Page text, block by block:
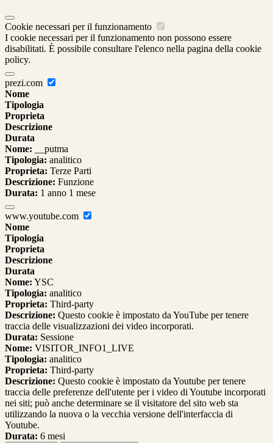
Cookie necessari per il funzionamento
I cookie necessari per il funzionamento non possono essere
disabilitati. È possibile consultare l'elenco nella pagina della cookie
policy.
prezi.com
Nome
Tipologia
Proprieta
Descrizione
Durata
Nome: __putma
Tipologia: analitico
Proprieta: Terze Parti
Descrizione: Funzione
Durata: 1 anno 1 mese
www.youtube.com
Nome
Tipologia
Proprieta
Descrizione
Durata
Nome: YSC
Tipologia: analitico
Proprieta: Third-party
Descrizione: Questo cookie è impostato da YouTube per tenere
traccia delle visualizzazioni dei video incorporati.
Durata: Sessione
Nome: VISITOR_INFO1_LIVE
Tipologia: analitico
Proprieta: Third-party
Descrizione: Questo cookie è impostato da Youtube per tenere
traccia delle preferenze dell'utente per i video di Youtube incorporati
nei siti; può anche determinare se il visitatore del sito web sta
utilizzando la nuova o la vecchia versione dell'interfaccia di
Youtube.
Durata: 6 mesi